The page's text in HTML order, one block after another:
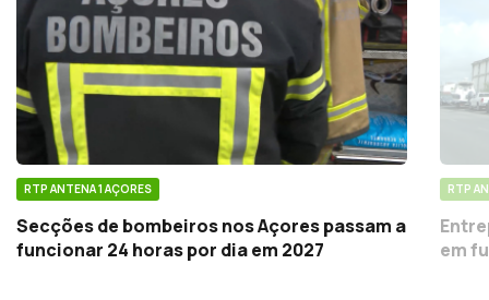
RTP ANTENA 1 AÇORES
Secções de bombeiros nos Açores passam a
funcionar 24 horas por dia em 2027
RTP
em